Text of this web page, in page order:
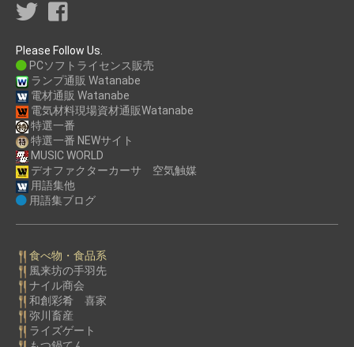
Please Follow Us.
PCソフトライセンス販売
ランプ通販 Watanabe
電材通販 Watanabe
電気材料現場資材通販Watanabe
特選一番
特選一番 NEWサイト
MUSIC WORLD
デオファクターカーサ 空気触媒
用語集他
用語集ブログ
食べ物・食品系
風来坊の手羽先
ナイル商会
和創彩肴 喜家
弥川畜産
ライズゲート